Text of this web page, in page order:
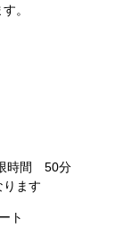
。
時間 50分
ます
ト